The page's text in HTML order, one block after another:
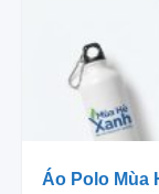
Áo Polo Mùa